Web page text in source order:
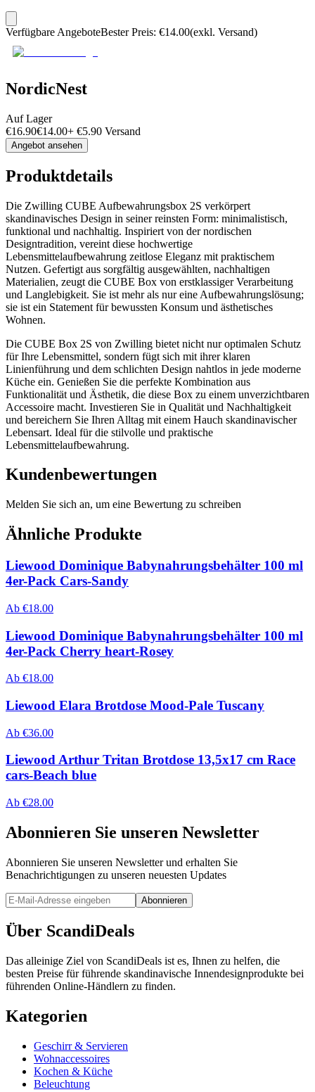
Verfügbare AngeboteBester Preis: €14.00(exkl. Versand)
NordicNest
Auf Lager
€16.90€14.00+ €5.90 Versand
Angebot ansehen
Produktdetails
Die Zwilling CUBE Aufbewahrungsbox 2S verkörpert
skandinavisches Design in seiner reinsten Form: minimalistisch,
funktional und nachhaltig. Inspiriert von der nordischen
Designtradition, vereint diese hochwertige
Lebensmittelaufbewahrung zeitlose Eleganz mit praktischem
Nutzen. Gefertigt aus sorgfältig ausgewählten, nachhaltigen
Materialien, zeugt die CUBE Box von erstklassiger Verarbeitung
und Langlebigkeit. Sie ist mehr als nur eine Aufbewahrungslösung;
sie ist ein Statement für bewussten Konsum und ästhetisches
Wohnen.
Die CUBE Box 2S von Zwilling bietet nicht nur optimalen Schutz
für Ihre Lebensmittel, sondern fügt sich mit ihrer klaren
Linienführung und dem schlichten Design nahtlos in jede moderne
Küche ein. Genießen Sie die perfekte Kombination aus
Funktionalität und Ästhetik, die diese Box zu einem unverzichtbaren
Accessoire macht. Investieren Sie in Qualität und Nachhaltigkeit
und bereichern Sie Ihren Alltag mit einem Hauch skandinavischer
Lebensart. Ideal für die stilvolle und praktische
Lebensmittelaufbewahrung.
Kundenbewertungen
Melden Sie sich an, um eine Bewertung zu schreiben
Ähnliche Produkte
Liewood Dominique Babynahrungsbehälter 100 ml
4er-Pack Cars-Sandy
Ab €18.00
Liewood Dominique Babynahrungsbehälter 100 ml
4er-Pack Cherry heart-Rosey
Ab €18.00
Liewood Elara Brotdose Mood-Pale Tuscany
Ab €36.00
Liewood Arthur Tritan Brotdose 13,5x17 cm Race
cars-Beach blue
Ab €28.00
Abonnieren Sie unseren Newsletter
Abonnieren Sie unseren Newsletter und erhalten Sie
Benachrichtigungen zu unseren neuesten Updates
Abonnieren
Über ScandiDeals
Das alleinige Ziel von ScandiDeals ist es, Ihnen zu helfen, die
besten Preise für führende skandinavische Innendesignprodukte bei
führenden Online-Händlern zu finden.
Kategorien
Geschirr & Servieren
Wohnaccessoires
Kochen & Küche
Beleuchtung